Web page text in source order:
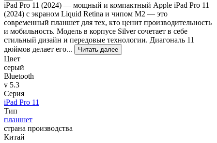
iPad Pro 11 (2024) — мощный и компактный Apple iPad Pro 11
(2024) с экраном Liquid Retina и чипом M2 — это
современный планшет для тех, кто ценит производительность
и мобильность. Модель в корпусе Silver сочетает в себе
стильный дизайн и передовые технологии. Диагональ 11
дюймов делает его...
Читать далее
Цвет
серый
Bluetooth
v 5.3
Серия
iPad Pro 11
Тип
планшет
страна производства
Китай